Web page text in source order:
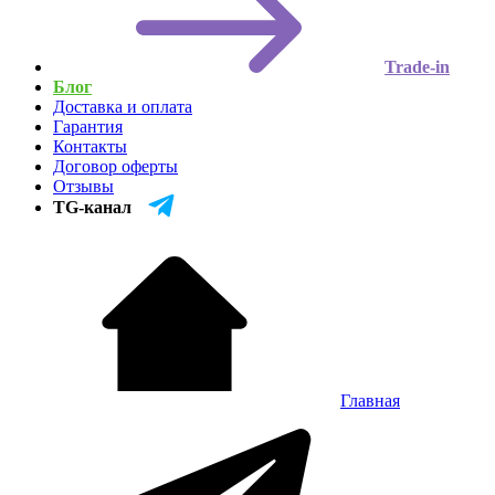
Trade-in
Блог
Доставка и оплата
Гарантия
Контакты
Договор оферты
Отзывы
TG-канал
Главная